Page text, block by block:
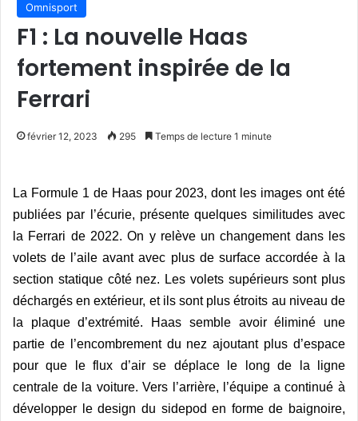
Omnisport
F1 : La nouvelle Haas
fortement inspirée de la
Ferrari
février 12, 2023 295 Temps de lecture 1 minute
La Formule 1 de Haas pour 2023, dont les images ont été
publiées par l’écurie, présente quelques similitudes avec
la Ferrari de 2022. On y relève un changement dans les
volets de l’aile avant avec plus de surface accordée à la
section statique côté nez. Les volets supérieurs sont plus
déchargés en extérieur, et ils sont plus étroits au niveau de
la plaque d’extrémité. Haas semble avoir éliminé une
partie de l’encombrement du nez ajoutant plus d’espace
pour que le flux d’air se déplace le long de la ligne
centrale de la voiture. Vers l’arrière, l’équipe a continué à
développer le design du sidepod en forme de baignoire,